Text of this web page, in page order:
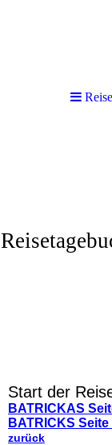
Start der
BATRICKAS
BATRICKS
zurück